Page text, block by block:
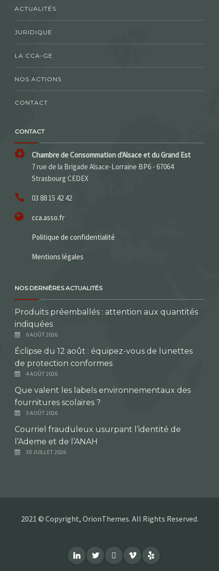
ACTUALITÉS
JURIDIQUE
LA CCA-GE
NOS ACTIONS
CONTACT
CONTACT
Chambre de Consommation d'Alsace et du Grand Est
7 rue de la Brigade Alsace-Lorraine BP6 - 67064
Strasbourg CEDEX
03 88 15 42 42
cca.asso.fr
Politique de confidentialité
Mentions légales
NOS DERNIÈRES ACTUALITÉS
Produits préemballés : attention aux quantités
indiquées
6 AOÛT 2026
Éclipse du 12 août : équipez-vous de lunettes
de protection conformes
4 AOÛT 2026
Que valent les labels environnementaux des
fournitures scolaires ?
3 AOÛT 2026
Courriel frauduleux usurpant l’identité de
l’Ademe et de l’ANAH
30 JUILLET 2026
2021 © Copyright, OrionThemes. All Rights Reserved.